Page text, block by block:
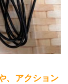
、アクション